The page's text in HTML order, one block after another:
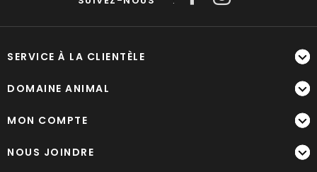
SERVICE À LA CLIENTÈLE
DOMAINE ANIMAL
MON COMPTE
NOUS JOINDRE